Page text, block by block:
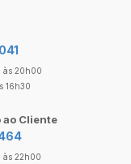
às 20h00
16h30
Cliente
às 22h00